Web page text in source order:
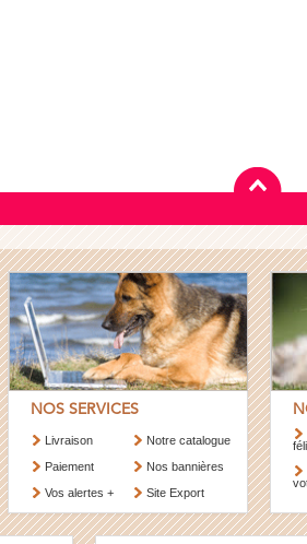
NOS SERVICES
Livraison
Paiement
Vos alertes +
Notre catalogue
Nos bannières
Site Export